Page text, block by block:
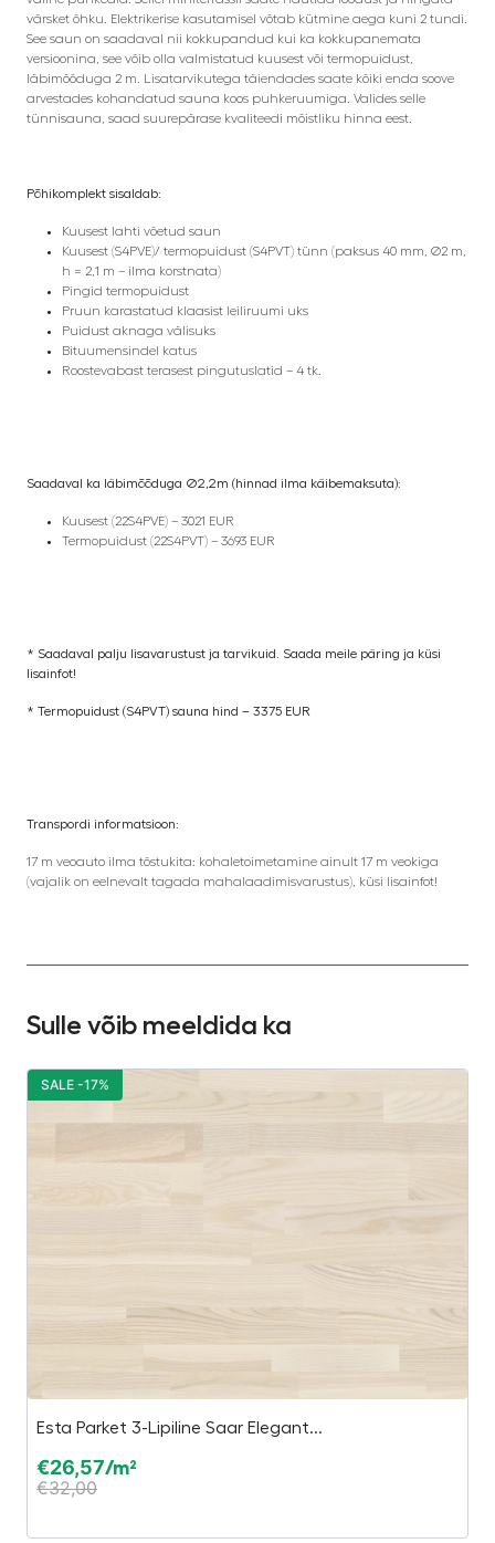
värsket õhku. Elektrikerise kasutamisel võtab kütmine aega kuni 2 tundi.
See saun on saadaval nii kokkupandud kui ka kokkupanemata
versioonina, see võib olla valmistatud kuusest või termopuidust,
läbimõõduga 2 m. Lisatarvikutega täiendades saate kõiki enda soove
arvestades kohandatud sauna koos puhkeruumiga. Valides selle
tünnisauna, saad suurepärase kvaliteedi mõistliku hinna eest.
Põhikomplekt sisaldab:
Kuusest lahti võetud saun
Kuusest (S4PVE)/ termopuidust (S4PVT) tünn (paksus 40 mm, Ø2 m,
h = 2,1 m – ilma korstnata)
Pingid termopuidust
Pruun karastatud klaasist leiliruumi uks
Puidust aknaga välisuks
Bituumensindel katus
Roostevabast terasest pingutuslatid – 4 tk.
Saadaval ka läbimõõduga Ø2,2m (hinnad ilma käibemaksuta):
Kuusest (22S4PVE) – 3021 EUR
Termopuidust (22S4PVT) – 3693 EUR
* Saadaval palju lisavarustust ja tarvikuid. Saada meile päring ja küsi
lisainfot!
* Termopuidust (S4PVT) sauna hind – 3375 EUR
Transpordi informatsioon:
17 m veoauto ilma tõstukita: kohaletoimetamine ainult 17 m veokiga
(vajalik on eelnevalt tagada mahalaadimisvarustus), küsi lisainfot!
Sulle võib meeldida ka
Esta Parket 3-Lipiline Saar Elegant...
€26,57/m²
€32,00
SALE -17%